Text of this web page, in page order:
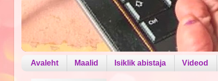
Avaleht Maalid Isiklik abistaja Videod